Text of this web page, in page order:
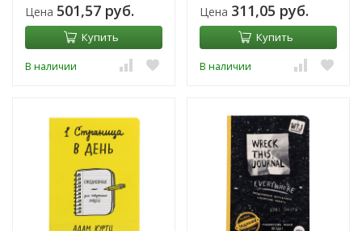
Цена 501,57 руб.
Купить
В наличии
Цена 311,05 руб.
Купить
В наличии